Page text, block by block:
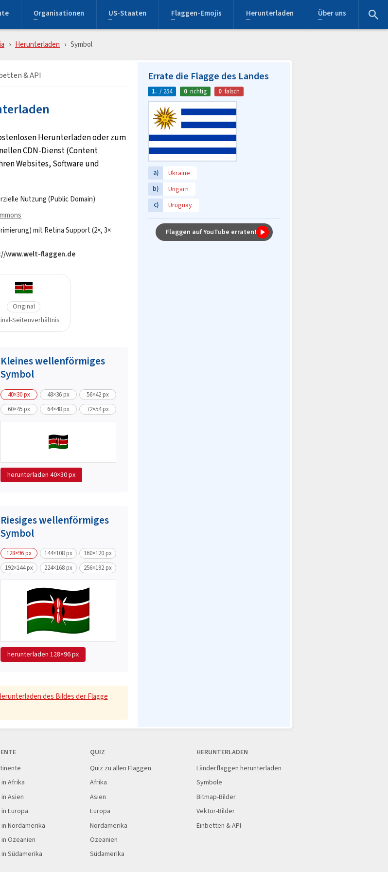
Organisationen US-Staaten Flaggen-Emojis Herunterladen Über uns
Herunterladen Symbol
& API
Herunterladen oder zum
CDN-Dienst (Content
Websites, Software und
Nutzung (Public Domain)
mit Retina Support (2×, 3×
www.welt-flaggen.de
Original
Seitenverhältnis
Kleines wellenförmiges
Symbol
40×30 px 48×36 px
56×42 px
60×45 px
64×48 px 72×54 px
herunterladen 40×30 px
Riesiges wellenförmiges
Symbol
128×96 px 144×108 px
160×120 px
192×144 px
224×168 px 256×192 px
herunterladen 128×96 px
des Bildes der Flagge
Errate die Flagge des Landes
1. / 254 0 richtig 0 falsch
a) Ukraine
b) Ungarn
c) Uruguay
Flaggen auf YouTube erraten!
Afrika
Asien
Europa
Nordamerika
Ozeanien
Südamerika
QUIZ
Quiz zu allen Flaggen
Afrika
Asien
Europa
Nordamerika
Ozeanien
Südamerika
HERUNTERLADEN
Länderflaggen herunterladen
Symbole
Bitmap-Bilder
Vektor-Bilder
Einbetten & API